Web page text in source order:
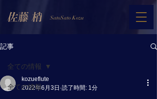
SatoSato Kozu
記事
全ての情報
全ての情報
kozueflute
2022年6月3日 読了時間: 1分